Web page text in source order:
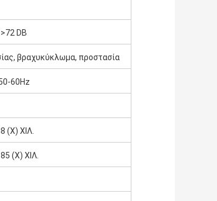
DB
βραχυκύκλωμα, προστασία
60Hz
(Χ) ΧΙΛ.
(Χ) ΧΙΛ.